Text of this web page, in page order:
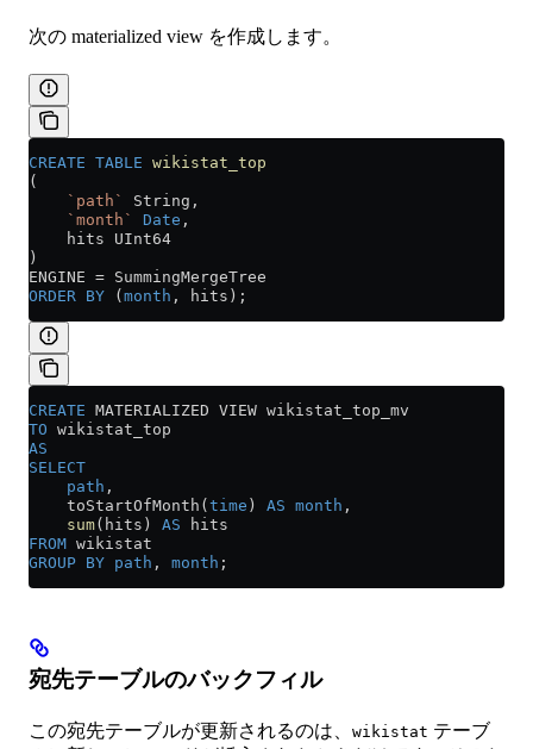
次の materialized view を作成します。
CREATE TABLE wikistat_top
(
    `path`
String,
    `month`
Date ,
    hits UInt64
)
ENGINE = SummingMergeTree
ORDER BY ( month , hits);
CREATE MATERIALIZED VIEW wikistat_top_mv
TO wikistat_top
AS
SELECT
    path
,
    toStartOfMonth(
time ) AS month ,
    sum
(hits) AS hits
FROM wikistat
GROUP BY path , month ;
宛先テーブルのバックフィル
この宛先テーブルが更新されるのは、 wikistat テーブ